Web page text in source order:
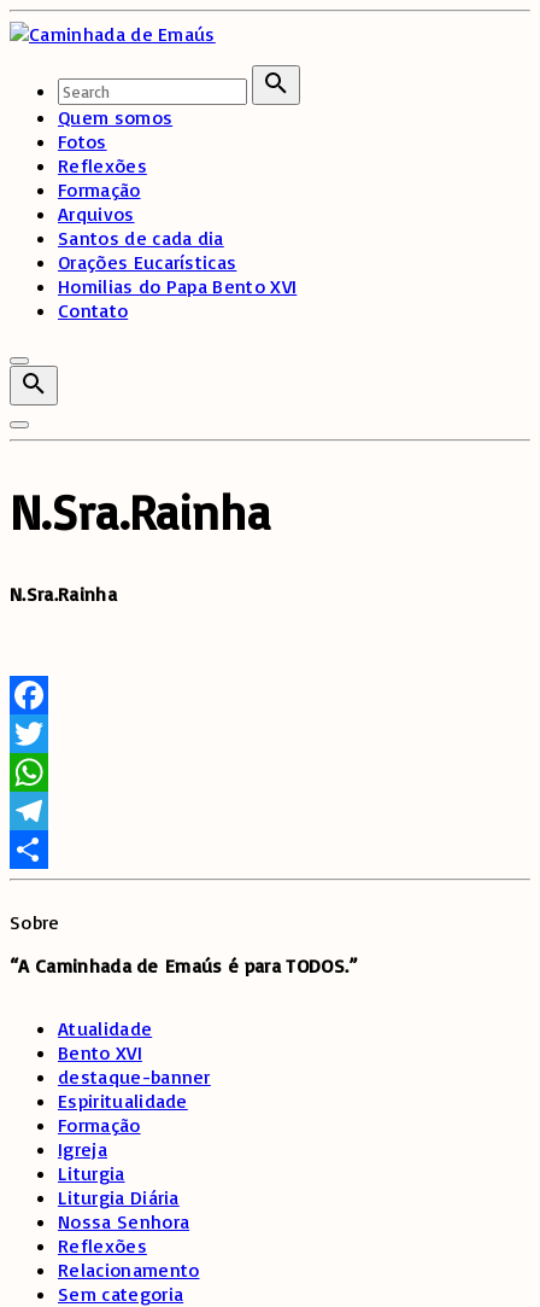
Skip
to
Search
Search
for:
Quem somos
Fotos
Reflexões
Formação
Arquivos
Santos de cada dia
Orações Eucarísticas
Homilias do Papa Bento XVI
Contato
N.Sra.Rainha
N.Sra.Rainha
Facebook
Twitter
WhatsApp
Telegram
Share
Sobre
“A Caminhada de Emaús é para TODOS.”
Atualidade
Bento XVI
destaque-banner
Espiritualidade
Formação
Igreja
Liturgia
Liturgia Diária
Nossa Senhora
Reflexões
Relacionamento
Sem categoria